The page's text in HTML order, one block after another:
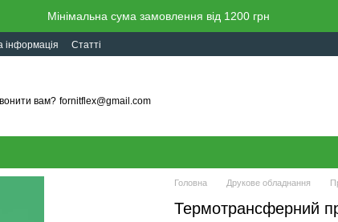
Мінімальна сума замовлення від 1200 грн
інформація Статті
вам? fornitflex@gmail.com
Головна Друкове обладнання
Термотрансферний